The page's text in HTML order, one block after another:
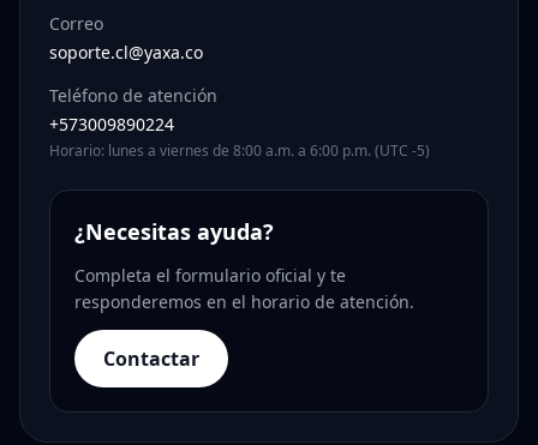
Correo
soporte.cl@yaxa.co
Teléfono de atención
+573009890224
Horario: lunes a viernes de 8:00 a.m. a 6:00 p.m. (UTC -5)
¿Necesitas ayuda?
Completa el formulario oficial y te
responderemos en el horario de atención.
Contactar